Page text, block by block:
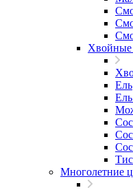
Хвойные
Ель
Многолетние